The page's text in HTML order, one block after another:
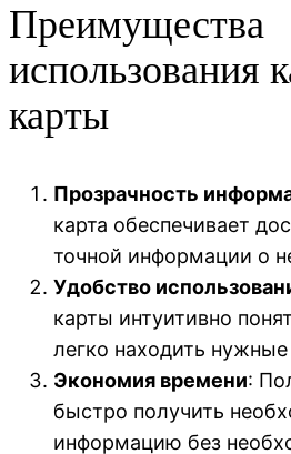
Преимущества
использования
карты
Прозрачность
карта обеспечивает
точной информации о
Удобство
карты интуитивно
легко находить
Экономия времени:
быстро получить
информацию без